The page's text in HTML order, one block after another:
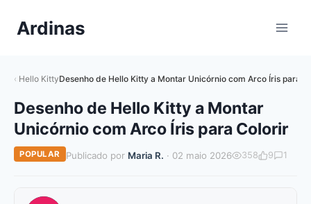
paraArdinas
Hello KittyDesenho de Hello Kitty a Montar Unicórnio com Arco Íris para
Desenho de Hello Kitty a Montar
Unicórnio com Arco Íris para Colorir
POPULAR Publicado por Maria R. · 02 maio 2026 358 9 1